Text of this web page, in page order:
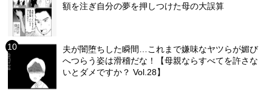
額を注ぎ自分の夢を押しつけた母の大誤算
夫が闇堕ちした瞬間…これまで嫌味なヤツらが媚び
へつらう姿は滑稽だな！【母親ならすべてを許さな
いとダメですか？ Vol.28】